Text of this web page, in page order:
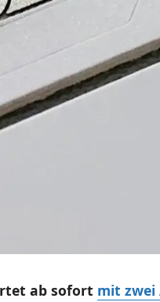
ab sofort mit zwei